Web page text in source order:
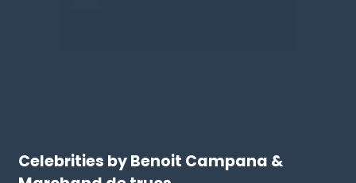
Celebrities by Benoit Campana &